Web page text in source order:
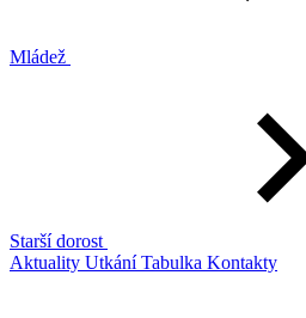
Mládež
Starší dorost
Aktuality UtkáníTabulka Kontakty